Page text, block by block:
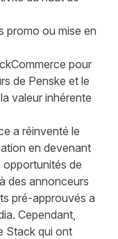
promo ou mise en
pour
de Penske et le
valeur inhérente
a réinventé le
en devenant
de
des annonceurs
pré-approuvés a
Cependant,
Stack qui ont